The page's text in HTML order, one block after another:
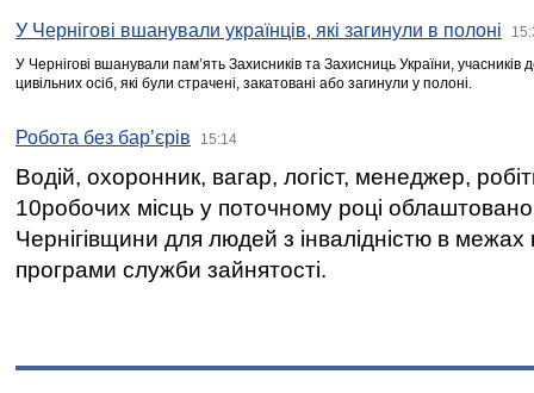
У Чернігові вшанували українців, які загинули в полоні
У Чернігові вшанували пам’ять Захисників та Захисниць України,
цивільних осіб, які були страчені, закатовані або загинули у полоні.
Робота без бар’єрів 15:14
Водій, охоронник, вагар, логіст, менеджер,
10робочих місць у поточному році
Чернігівщини для людей з інвалідністю в межах
програми служби зайнятості.